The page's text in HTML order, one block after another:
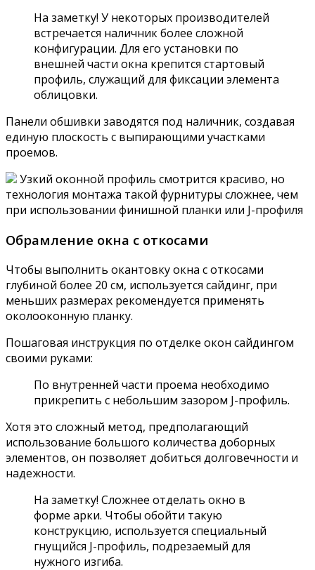
На заметку! У некоторых производителей
встречается наличник более сложной
конфигурации. Для его установки по
внешней части окна крепится стартовый
профиль, служащий для фиксации элемента
облицовки.
Панели обшивки заводятся под наличник, создавая
единую плоскость с выпирающими участками
проемов.
Узкий оконной профиль смотрится красиво, но
технология монтажа такой фурнитуры сложнее, чем
при использовании финишной планки или J-профиля
Обрамление окна с откосами
Чтобы выполнить окантовку окна с откосами
глубиной более 20 см, используется сайдинг, при
меньших размерах рекомендуется применять
околооконную планку.
Пошаговая инструкция по отделке окон сайдингом
своими руками:
По внутренней части проема необходимо
прикрепить с небольшим зазором J-профиль.
Хотя это сложный метод, предполагающий
использование большого количества доборных
элементов, он позволяет добиться долговечности и
надежности.
На заметку! Сложнее отделать окно в
форме арки. Чтобы обойти такую
конструкцию, используется специальный
гнущийся J-профиль, подрезаемый для
нужного изгиба.